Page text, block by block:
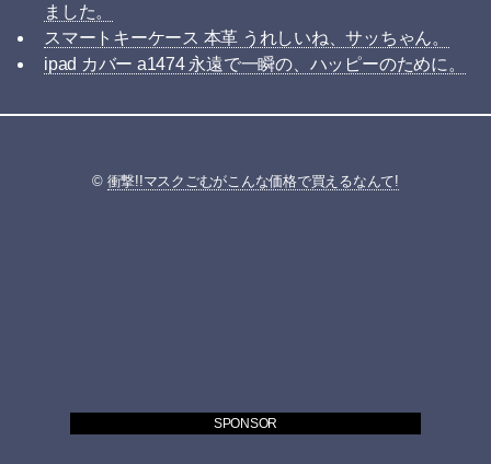
ました。
スマートキーケース 本革 うれしいね、サッちゃん。
ipad カバー a1474 永遠で一瞬の、ハッピーのために。
© 衝撃!!マスクごむがこんな価格で買えるなんて!
SPONSOR